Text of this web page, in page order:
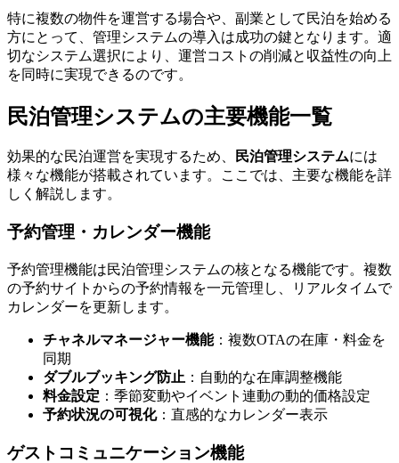
特に複数の物件を運営する場合や、副業として民泊を始める
方にとって、管理システムの導入は成功の鍵となります。適
切なシステム選択により、運営コストの削減と収益性の向上
を同時に実現できるのです。
民泊管理システムの主要機能一覧
効果的な民泊運営を実現するため、 民泊管理システムには
様々な機能が搭載されています。ここでは、主要な機能を詳
しく解説します。
予約管理・カレンダー機能
予約管理機能は民泊管理システムの核となる機能です。複数
の予約サイトからの予約情報を一元管理し、リアルタイムで
カレンダーを更新します。
チャネルマネージャー機能：複数OTAの在庫・料金を
同期
ダブルブッキング防止 ：自動的な在庫調整機能
料金設定 ：季節変動やイベント連動の動的価格設定
予約状況の可視化：直感的なカレンダー表示
ゲストコミュニケーション機能